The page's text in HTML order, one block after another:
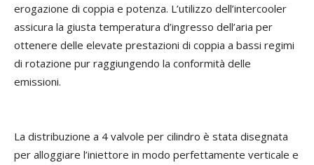
erogazione di coppia e potenza. L’utilizzo dell’intercooler
assicura la giusta temperatura d’ingresso dell’aria per
ottenere delle elevate prestazioni di coppia a bassi regimi
di rotazione pur raggiungendo la conformità delle
emissioni.
La distribuzione a 4 valvole per cilindro è stata disegnata
per alloggiare l’iniettore in modo perfettamente verticale e